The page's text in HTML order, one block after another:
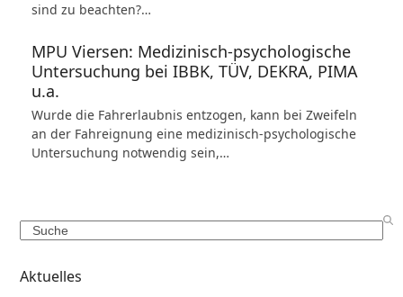
sind zu beachten?…
MPU Viersen: Medizinisch-psychologische
Untersuchung bei IBBK, TÜV, DEKRA, PIMA
u.a.
Wurde die Fahrerlaubnis entzogen, kann bei Zweifeln
an der Fahreignung eine medizinisch-psychologische
Untersuchung notwendig sein,…
Search
Aktuelles